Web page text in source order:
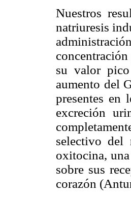
Nuestros
natriuresis
su valor
aumento del
presentes en
excreción
selectivo del
oxitocina,
sobre sus
corazón